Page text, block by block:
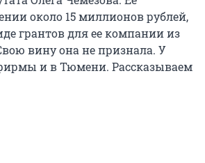
около 15 миллионов рублей,
грантов для ее компании из
вину она не признала. У
и в Тюмени. Рассказываем